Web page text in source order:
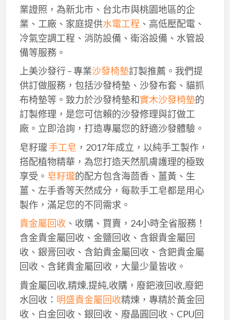
業證照，為新北市、台北市與桃園地區的企
業、工廠、家庭提供水電工程 、高低壓配電、
冷氣空調工程、消防設備、衛浴設備、水管設
備等服務。
上美沙發行 – 專業沙發椅墊訂製推薦。我們提
供訂做服務，包括沙發椅墊、沙發布套、貓抓
布椅墊等。致力於沙發椅墊和實木沙發椅墊的
訂製修理，是您可信賴的沙發修理與訂做工
廠。立即洽詢，打造專屬您的舒適沙發體驗。
皂籽瓏手工皂 ，2017年成立，以純手工製作，
搭配植物精華，為您打造天然肌膚護理的極致
享受。 皂籽瓏的配方包含海茴香、薑黃、生
薑、左手香等天然成分，每款手工皂都是用心
製作，滿足您的不同需求。
貴金屬回收、收購、買賣，24小時全省服務！
含金貴金屬回收、金鹽回收、含銀貴金屬回
收、銀膏回收、含鉑貴金屬回收、含鈀貴金屬
回收、含銠貴金屬回收，大量少量皆收。
貴金屬回收,精煉,提純,收購，廢鈀液回收,廢鈀
水回收： 明盛貴金屬回收精煉，專精於黃金回
收、白金回收、銀回收、廢晶圓回收、CPU回